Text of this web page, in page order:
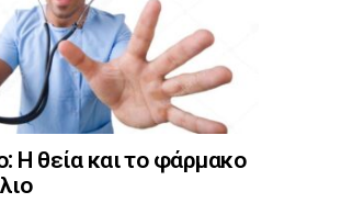
Η θεία και το φάρμακο